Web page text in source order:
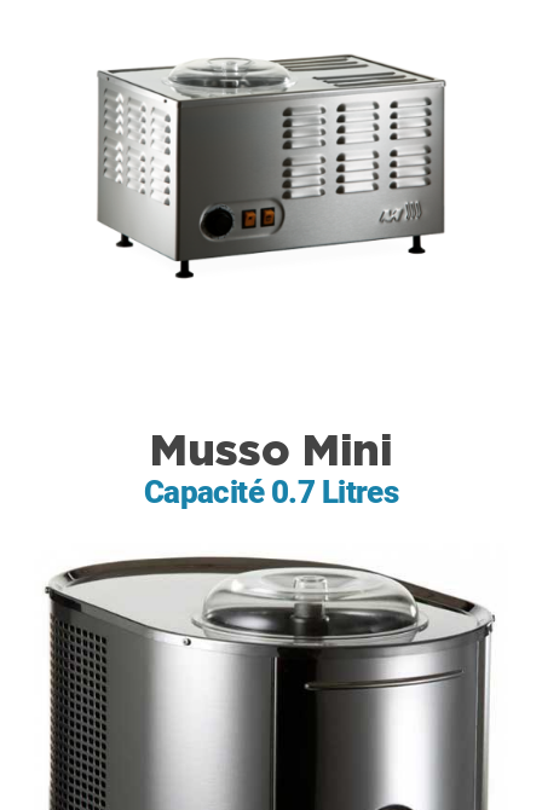
Musso Mini
Capacité 0.7 Litres